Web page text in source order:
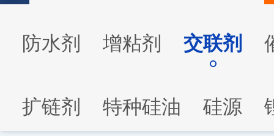
防水剂 增粘剂 交联剂
扩链剂 特种硅油 硅源